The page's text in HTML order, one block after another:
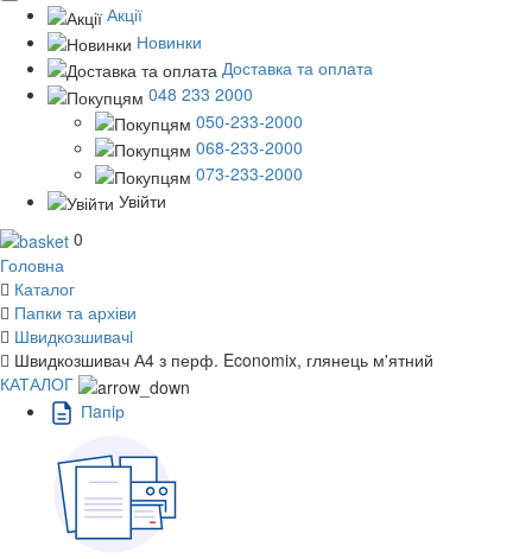
Акції
Новинки
Доставка та оплата
048 233 2000
050-233-2000
068-233-2000
073-233-2000
Увійти
0
Головна
Каталог
Папки та архіви
Швидкозшивачi
Швидкозшивач А4 з перф. Economix, глянець м'ятний
КАТАЛОГ
Пaпiр